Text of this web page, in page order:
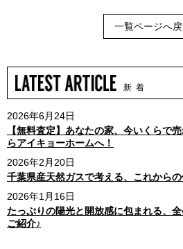
一覧ページへ
新 着
2026年6月24日
【無料査定】あなたの家、今いくらで
らアイキョーホームへ！
2026年2月20日
千葉県産天然ガスで考える、これから
2026年1月16日
たっぷりの陽光と開放感に包まれる、
ご紹介♪